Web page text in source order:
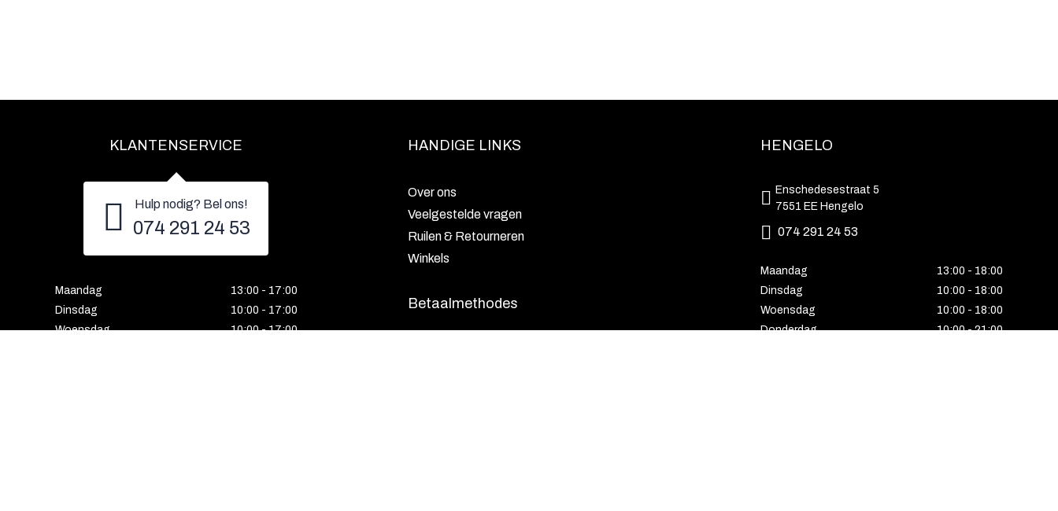
KLANTENSERVICE
Hulp nodig? Bel ons!
074 291 24 53
Maandag
13:00 - 17:00
Dinsdag
10:00 - 17:00
Woensdag
10:00 - 17:00
HANDIGE LINKS
Over ons
Veelgestelde vragen
Ruilen & Retourneren
Winkels
Betaalmethodes
HENGELO
Enschedesestraat 5
7551 EE Hengelo
074 291 24 53
Maandag
13:00 - 18:00
Dinsdag
10:00 - 18:00
Woensdag
10:00 - 18:00
Donderdag
10:00 - 21:00